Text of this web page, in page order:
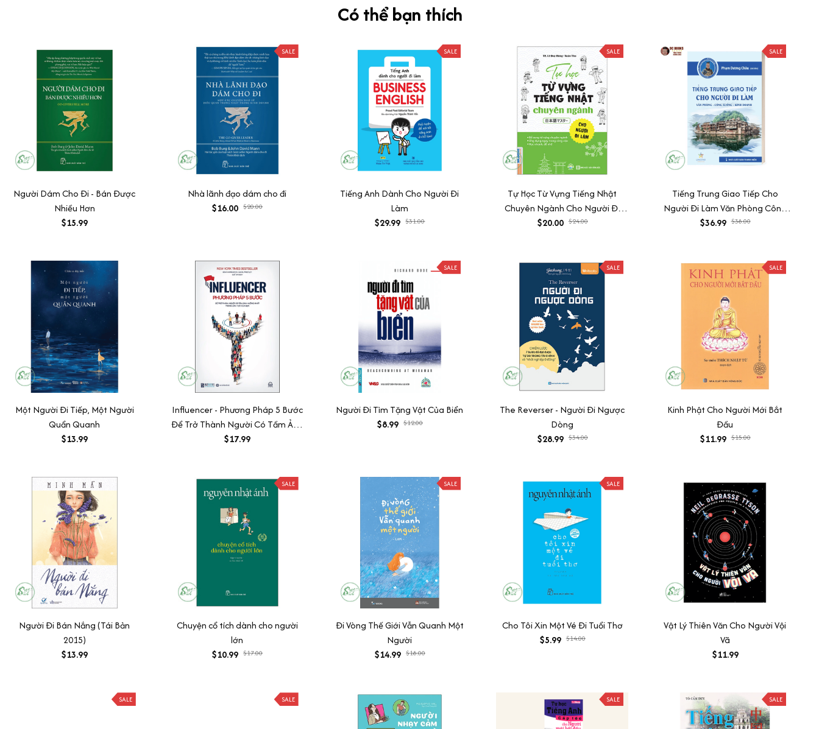
Có thể bạn thích
Người Dám Cho Đi - Bán Được
Nhiều Hơn
$15.99
SALE
Nhà lãnh đạo dám cho đi
$16.00 $20.00
SALE
Tiếng Anh Dành Cho Người Đi
Làm
$29.99 $31.00
SALE
Tự Học Từ Vựng Tiếng Nhật
Chuyên Ngành Cho Người Đi
Làm
$20.00 $24.00
SALE
Tiếng Trung Giao Tiếp Cho
Người Đi Làm Văn Phòng Công
Xưởng Kinh Doanh
$36.99 $38.00
Một Người Đi Tiếp, Một Người
Quẩn Quanh
$13.99
Influencer - Phương Pháp 5 Bước
Để Trở Thành Người Có Tầm Ảnh
Hưởng Nhất Trong Lĩnh Vực Của
$17.99
SALE
Người Đi Tìm Tặng Vật Của Biển
$8.99 $12.00
SALE
The Reverser - Người Đi Ngược
Dòng
$28.99 $34.00
SALE
Kinh Phật Cho Người Mới Bắt
Đầu
$11.99 $15.00
Người Đi Bán Nắng (Tái Bản
2015)
$13.99
SALE
Chuyện cổ tích dành cho người
lớn
$10.99 $17.00
SALE
Đi Vòng Thế Giới Vẫn Quanh Một
Người
$14.99 $18.00
SALE
Cho Tôi Xin Một Vé Đi Tuổi Thơ
$5.99 $14.00
Vật Lý Thiên Văn Cho Người Vội
Vã
$11.99
SALE SALE SALE SALE